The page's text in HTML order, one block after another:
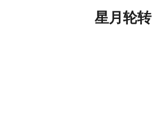
星月轮转